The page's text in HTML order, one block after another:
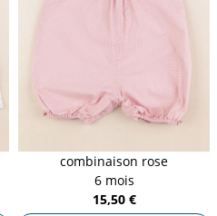
combinaison rose
6 mois
15,50 €